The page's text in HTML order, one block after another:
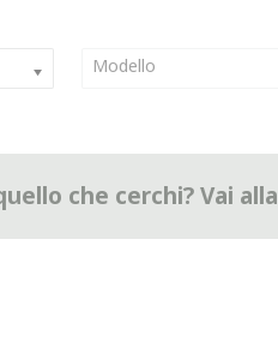
Modello
che cerchi? Vai alla